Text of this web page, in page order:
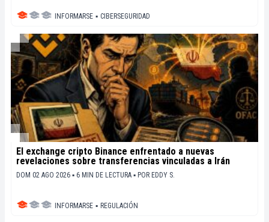
INFORMARSE ▪ CIBERSEGURIDAD
El exchange cripto Binance enfrentado a nuevas
revelaciones sobre transferencias vinculadas a Irán
DOM 02 AGO 2026 ▪ 6 MIN DE LECTURA ▪ POR EDDY S.
INFORMARSE ▪ REGULACIÓN